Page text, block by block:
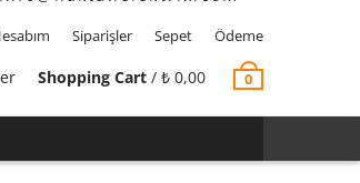
Siparişler Sepet Ödeme
Shopping Cart / ₺ 0,00 0